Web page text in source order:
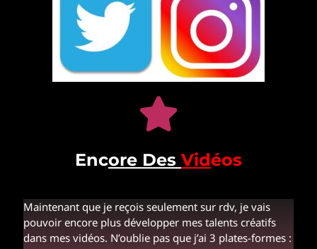
Encore Des Vidéos
Maintenant que je reçois seulement sur rdv, je vais
pouvoir encore plus développer mes talents créatifs
dans mes vidéos. N’oublie pas que j’ai 3 plates-formes :